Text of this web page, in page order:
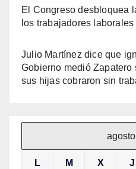
El Congreso desbloquea
los trabajadores
Julio Martínez dice que
Gobierno medió
sus hijas cobraron sin
L M X J